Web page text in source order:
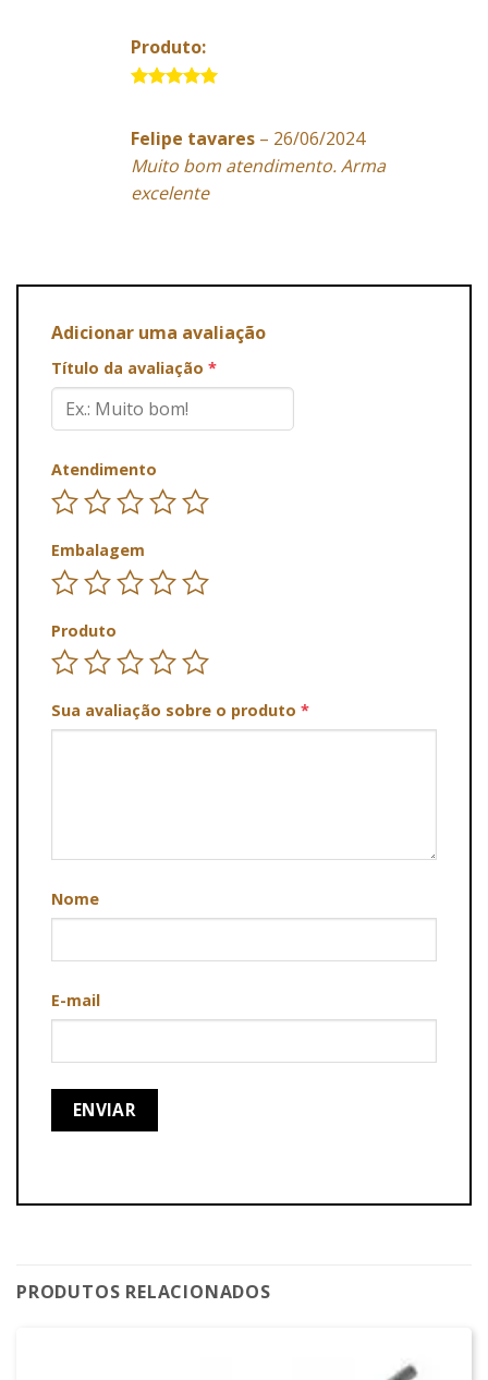
Produto:
Felipe tavares – 26/06/2024
Muito bom atendimento. Arma
excelente
Adicionar uma avaliação
Título da avaliação *
Atendimento
Embalagem
Produto
Sua avaliação sobre o produto *
Nome
E-mail
PRODUTOS RELACIONADOS